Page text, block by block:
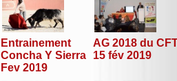
Entrainement
Concha Y Sierra
Fev 2019
AG 2018 du
15 fév 2019